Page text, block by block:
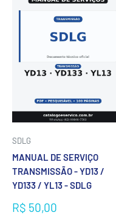
SDLG
MANUAL DE SERVIÇO
TRANSMISSÃO - YD13 /
YD133 / YL13 - SDLG
Preço
R$ 50,00